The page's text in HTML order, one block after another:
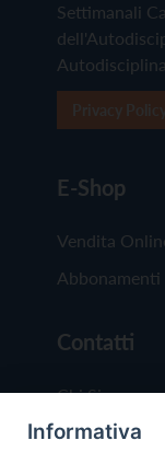
Settimanali
E-Shop
Vendita
Abbonamenti
Contatti
Chi Siamo
Redazione
Informativa